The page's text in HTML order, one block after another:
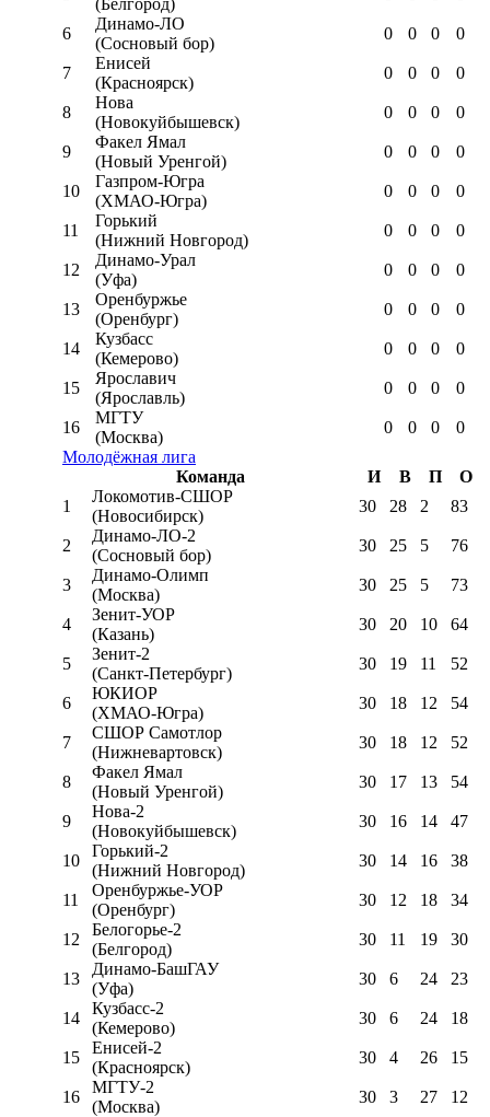
(Белгород)
6
Динамо-ЛО
(Сосновый бор)
0 0 0 0
7
Енисей
(Красноярск)
0 0 0 0
8
Нова
(Новокуйбышевск)
0 0 0 0
9
Факел Ямал
(Новый Уренгой)
0 0 0 0
10
Газпром-Югра
(ХМАО-Югра)
0 0 0 0
11
Горький
(Нижний Новгород)
0 0 0 0
12
Динамо-Урал
(Уфа)
0 0 0 0
13
Оренбуржье
(Оренбург)
0 0 0 0
14
Кузбасс
(Кемерово)
0 0 0 0
15
Ярославич
(Ярославль)
0 0 0 0
16
МГТУ
(Москва)
0 0 0
0
Молодёжная лига
Команда
И В П
О
1
Локомотив-CШОР
(Новосибирск)
30 28 2 83
2
Динамо-ЛО-2
(Сосновый бор)
30 25 5 76
3
Динамо-Олимп
(Москва)
30 25 5 73
4
Зенит-УОР
(Казань)
30 20 10 64
5
Зенит-2
(Санкт-Петербург)
30 19 11 52
6
ЮКИОР
(ХМАО-Югра)
30 18 12 54
7
СШОР Самотлор
(Нижневартовск)
30 18 12 52
8
Факел Ямал
(Новый Уренгой)
30 17 13 54
9
Нова-2
(Новокуйбышевск)
30 16 14 47
10
Горький-2
(Нижний Новгород)
30 14 16 38
11
Оренбуржье-УОР
(Оренбург)
30 12 18 34
12
Белогорье-2
(Белгород)
30 11 19 30
13
Динамо-БашГАУ
(Уфа)
30 6 24 23
14
Кузбасс-2
(Кемерово)
30 6 24 18
15
Енисей-2
(Красноярск)
30 4 26 15
16
МГТУ-2
(Москва)
30 3 27 12